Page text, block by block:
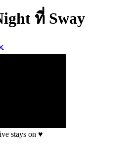
ที่ Sway
stays on ♥